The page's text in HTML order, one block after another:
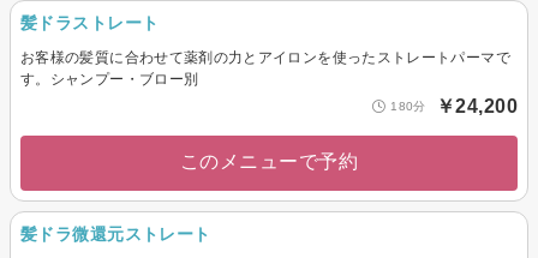
髪ドラストレート
お客様の髪質に合わせて薬剤の力とアイロンを使ったストレートパーマで
す。シャンプー・ブロー別
180分 ￥24,200
このメニューで予約
髪ドラ微還元ストレート